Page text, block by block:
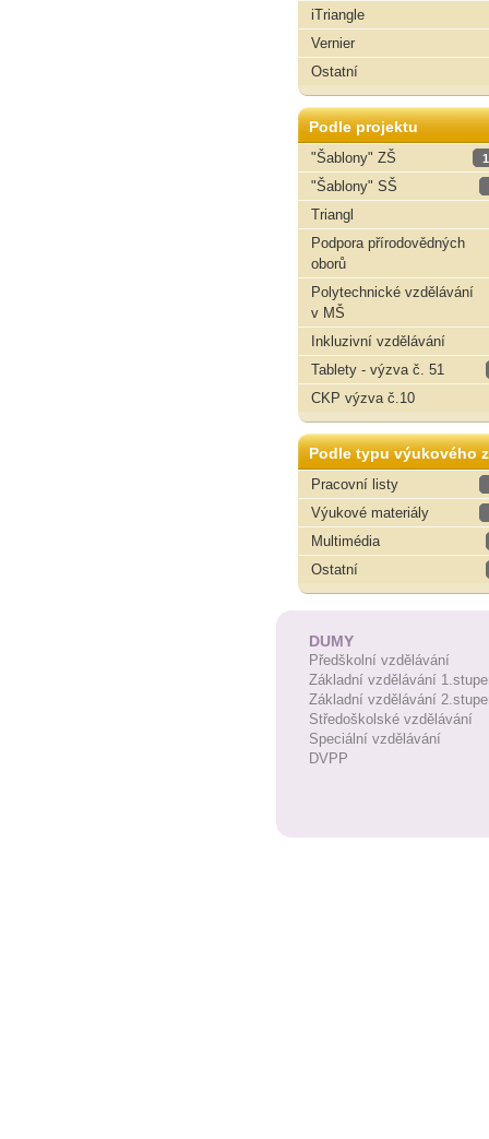
iTriangle
Vernier
Ostatní
Podle projektu
"Šablony" ZŠ
"Šablony" SŠ
Triangl
Podpora přírodovědných
oborů
Polytechnické vzdělávání
v MŠ
Inkluzivní vzdělávání
Tablety - výzva č. 51
CKP výzva č.10
Podle typu výukového
Pracovní listy
Výukové materiály
Multimédia
Ostatní
DUMY
Předškolní vzdělávání
Základní vzdělávání
Základní vzdělávání
Středoškolské vzdělávání
Speciální vzdělávání
DVPP